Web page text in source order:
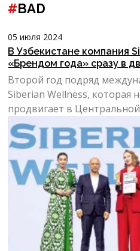
#BAD
05 июля 2024
В Узбекистане компания
«Брендом года» сразу в
Второй год подряд
Siberian Wellness, которая
продвигает в
инновационные решения ...